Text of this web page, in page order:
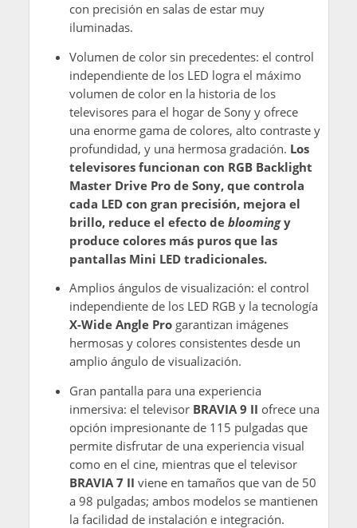
con precisión en salas de estar muy
iluminadas.
Volumen de color sin precedentes: el control
independiente de los LED logra el máximo
volumen de color en la historia de los
televisores para el hogar de Sony y ofrece
una enorme gama de colores, alto contraste y
profundidad, y una hermosa gradación. Los
televisores funcionan con RGB Backlight
Master Drive Pro de Sony, que controla
cada LED con gran precisión, mejora el
brillo, reduce el efecto de bloomingy
produce colores más puros que las
pantallas Mini LED tradicionales.
Amplios ángulos de visualización: el control
independiente de los LED RGB y la tecnología
X-Wide Angle Progarantizan imágenes
hermosas y colores consistentes desde un
amplio ángulo de visualización.
Gran pantalla para una experiencia
inmersiva: el televisor BRAVIA 9 II ofrece una
opción impresionante de 115 pulgadas que
permite disfrutar de una experiencia visual
como en el cine, mientras que el televisor
BRAVIA 7 II viene en tamaños que van de 50
a 98 pulgadas; ambos modelos se mantienen
la facilidad de instalación e integración.